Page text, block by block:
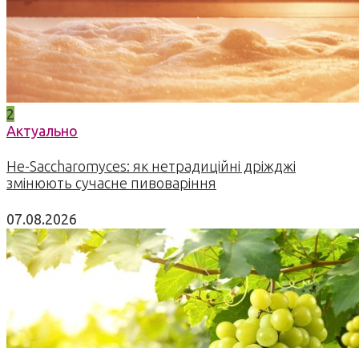
2
Актуально
Не-Saccharomyces: як нетрадиційні дріжджі
змінюють сучасне пивоваріння
07.08.2026